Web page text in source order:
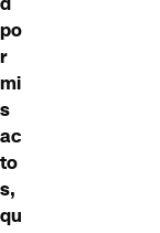
po
r
mi
s
ac
to
s,
qu